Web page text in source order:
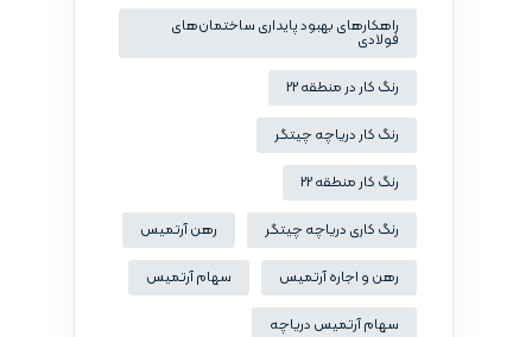
راهکارهای بهبود پایداری ساختمان‌های
فولادی
رنگ کار در منطقه 22
رنگ کار دریاچه چیتگر
رنگ کار منطقه 22
رنگ کاری دریاچه چیتگر رهن آرتمیس
رهن و اجاره آرتمیس سهام آرتمیس
سهام آرتمیس دریاچه